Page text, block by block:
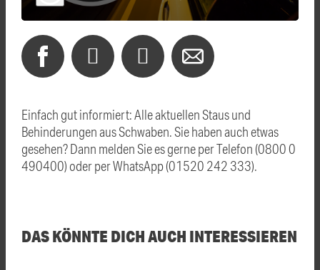
Einfach gut informiert: Alle aktuellen Staus und
Behinderungen aus Schwaben. Sie haben auch etwas
gesehen? Dann melden Sie es gerne per Telefon (0800 0
490400) oder per WhatsApp (01520 242 333).
DAS KÖNNTE DICH AUCH INTERESSIEREN